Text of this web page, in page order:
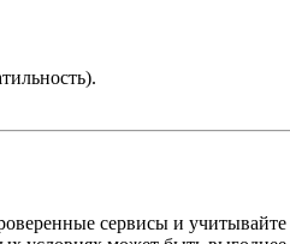
сервисы и